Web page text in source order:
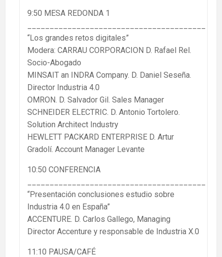
9:50 MESA REDONDA 1
“Los grandes retos digitales”
Modera: CARRAU CORPORACION D. Rafael Rel.
Socio-Abogado
MINSAIT an INDRA Company. D. Daniel Seseña.
Director Industria 4.0
OMRON. D. Salvador Gil. Sales Manager
SCHNEIDER ELECTRIC. D. Antonio Tortolero.
Solution Architect Industry
HEWLETT PACKARD ENTERPRISE D. Artur
Gradolí. Account Manager Levante
10:50 CONFERENCIA
“Presentación conclusiones estudio sobre
Industria 4.0 en España”
ACCENTURE. D. Carlos Gallego, Managing
Director Accenture y responsable de Industria X.0
11:10 PAUSA/CAFÉ